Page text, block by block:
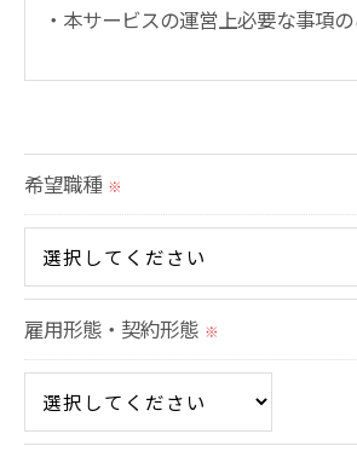
・本サービスの運営上必要な事項
＜個人情報の提供について＞
られた場合を除き、
取得した個人情報を第三者に提供す
ません。
＜個人情報の委託について＞
当社では、利用目的の達成に必要な
個人情報を外部に委託する場合が
これらの委託先に対しては個人情報
置をとり、適切な監督を行います。
希望職種 ※
雇用形態・契約形態 ※